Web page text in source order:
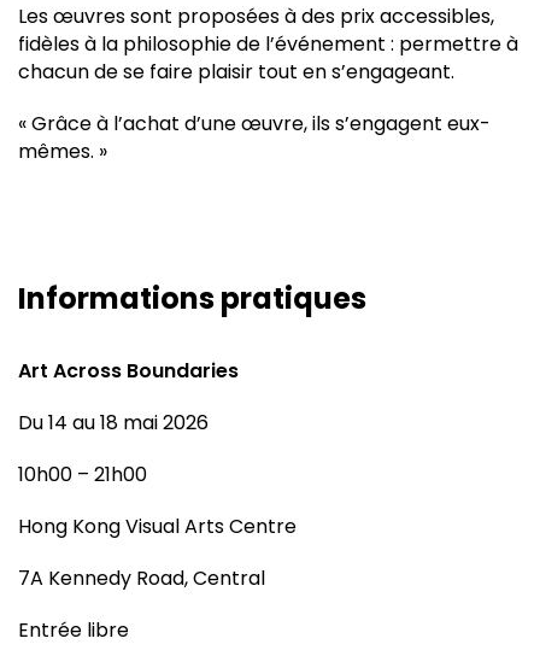
Les œuvres sont proposées à des prix accessibles,
fidèles à la philosophie de l’événement : permettre à
chacun de se faire plaisir tout en s’engageant.
« Grâce à l’achat d’une œuvre, ils s’engagent eux-
mêmes. »
Informations pratiques
Art Across Boundaries
Du 14 au 18 mai 2026
10h00 – 21h00
Hong Kong Visual Arts Centre
7A Kennedy Road, Central
Entrée libre